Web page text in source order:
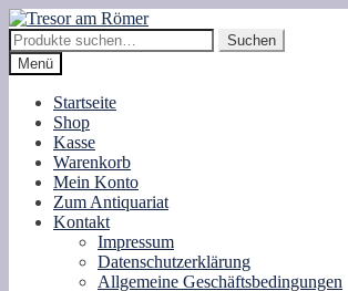
Zur
Navigation
springen
Zum
Inhalt
springen
Suche
nach:
Suchen
Menü
Startseite
Shop
Kasse
Warenkorb
Mein Konto
Zum Antiquariat
Kontakt
Impressum
Datenschutzerklärung
Allgemeine Geschäftsbedingungen